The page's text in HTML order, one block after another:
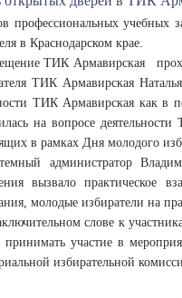
профессиональных
в Краснодарском крае.
ТИК Армавирская
ТИК Армавирская
ТИК Армавирская как в
на вопросе
в рамках Дня молодого
администратор
вызвало практическое
молодые избиратели на
слове к
принимать участие в
избирательной